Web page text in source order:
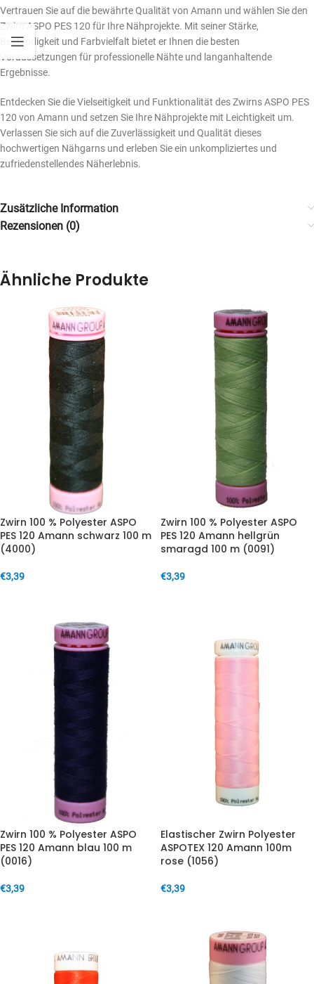
Vertrauen Sie auf die bewährte Qualität von Amann und wählen Sie den
Zwirn ASPO PES 120 für Ihre Nähprojekte. Mit seiner Stärke,
Beständigkeit und Farbvielfalt bietet er Ihnen die besten
Voraussetzungen für professionelle Nähte und langanhaltende
Ergebnisse.
Entdecken Sie die Vielseitigkeit und Funktionalität des Zwirns ASPO PES
120 von Amann und setzen Sie Ihre Nähprojekte mit Leichtigkeit um.
Verlassen Sie sich auf die Zuverlässigkeit und Qualität dieses
hochwertigen Nähgarns und erleben Sie ein unkompliziertes und
zufriedenstellendes Näherlebnis.
Zusätzliche Information
Rezensionen (0)
Ähnliche Produkte
Zwirn 100 % Polyester ASPO
PES 120 Amann schwarz 100 m
(4000)
€3,39
Zwirn 100 % Polyester ASPO
PES 120 Amann hellgrün
smaragd 100 m (0091)
€3,39
Zwirn 100 % Polyester ASPO
PES 120 Amann blau 100 m
(0016)
€3,39
Elastischer Zwirn Polyester
ASPOTEX 120 Amann 100m
rose (1056)
€3,39